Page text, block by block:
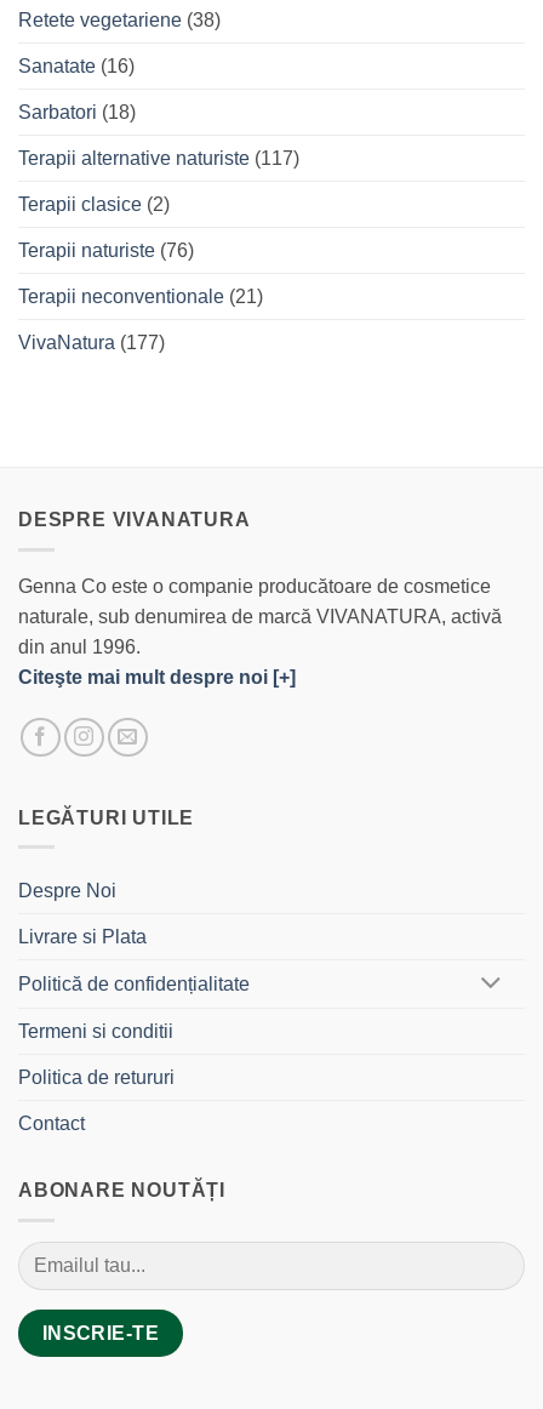
Retete vegetariene (38)
Sanatate (16)
Sarbatori (18)
Terapii alternative naturiste (117)
Terapii clasice (2)
Terapii naturiste (76)
Terapii neconventionale (21)
VivaNatura (177)
DESPRE VIVANATURA
Genna Co este o companie producătoare de cosmetice
naturale, sub denumirea de marcă VIVANATURA, activă
din anul 1996.
Citeşte mai mult despre noi [+]
LEGĂTURI UTILE
Despre Noi
Livrare si Plata
Politică de confidențialitate
Termeni si conditii
Politica de retururi
Contact
ABONARE NOUTĂȚI